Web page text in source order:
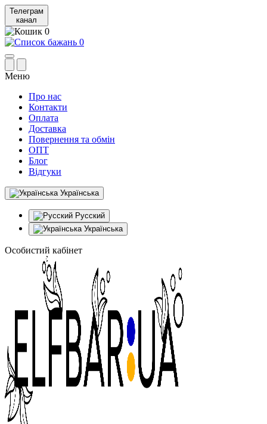
Телеграм
канал
0
0
Меню
Про нас
Контакти
Оплата
Доставка
Повернення та обмін
ОПТ
Блог
Відгуки
Українська
Русский
Українська
Особистий кабінет